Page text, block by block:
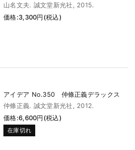
山名文夫. 誠文堂新光社, 2015.
価格:3,300円(税込)
アイデア No.350 仲條正義デラックス
仲條正義. 誠文堂新光社, 2012.
価格:6,600円(税込)
在庫切れ